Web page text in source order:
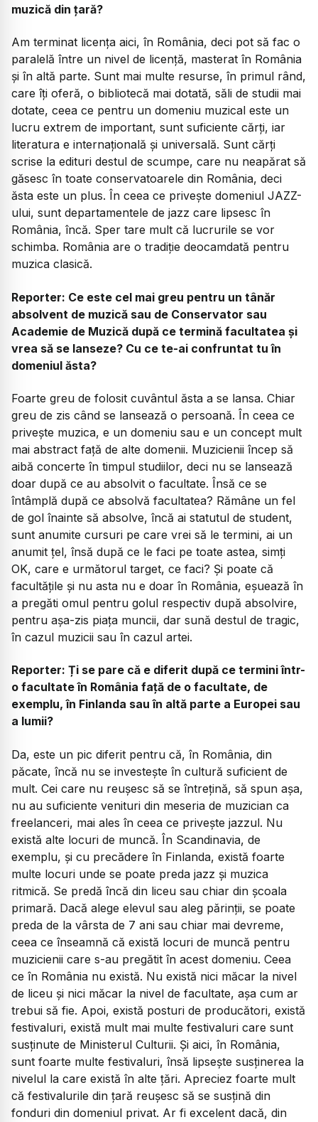
muzică din țară?
Am terminat licența aici, în România, deci pot să fac o
paralelă între un nivel de licență, masterat în România
și în altă parte. Sunt mai multe resurse, în primul rând,
care îți oferă, o bibliotecă mai dotată, săli de studii mai
dotate, ceea ce pentru un domeniu muzical este un
lucru extrem de important, sunt suficiente cărți, iar
literatura e internațională și universală. Sunt cărți
scrise la edituri destul de scumpe, care nu neapărat să
găsesc în toate conservatoarele din România, deci
ăsta este un plus. În ceea ce privește domeniul JAZZ-
ului, sunt departamentele de jazz care lipsesc în
România, încă. Sper tare mult că lucrurile se vor
schimba. România are o tradiție deocamdată pentru
muzica clasică.
Reporter: Ce este cel mai greu pentru un tânăr
absolvent de muzică sau de Conservator sau
Academie de Muzică după ce termină facultatea și
vrea să se lanseze? Cu ce te-ai confruntat tu în
domeniul ăsta?
Foarte greu de folosit cuvântul ăsta a se lansa. Chiar
greu de zis când se lansează o persoană. În ceea ce
privește muzica, e un domeniu sau e un concept mult
mai abstract față de alte domenii. Muzicienii încep să
aibă concerte în timpul studiilor, deci nu se lansează
doar după ce au absolvit o facultate. Însă ce se
întâmplă după ce absolvă facultatea? Rămâne un fel
de gol înainte să absolve, încă ai statutul de student,
sunt anumite cursuri pe care vrei să le termini, ai un
anumit țel, însă după ce le faci pe toate astea, simți
OK, care e următorul target, ce faci? Și poate că
facultățile și nu asta nu e doar în România, eșuează în
a pregăti omul pentru golul respectiv după absolvire,
pentru așa-zis piața muncii, dar sună destul de tragic,
în cazul muzicii sau în cazul artei.
Reporter: Ți se pare că e diferit după ce termini într-
o facultate în România față de o facultate, de
exemplu, în Finlanda sau în altă parte a Europei sau
a lumii?
Da, este un pic diferit pentru că, în România, din
păcate, încă nu se investește în cultură suficient de
mult. Cei care nu reușesc să se întrețină, să spun așa,
nu au suficiente venituri din meseria de muzician ca
freelanceri, mai ales în ceea ce privește jazzul. Nu
există alte locuri de muncă. În Scandinavia, de
exemplu, și cu precădere în Finlanda, există foarte
multe locuri unde se poate preda jazz și muzica
ritmică. Se predă încă din liceu sau chiar din școala
primară. Dacă alege elevul sau aleg părinții, se poate
preda de la vârsta de 7 ani sau chiar mai devreme,
ceea ce înseamnă că există locuri de muncă pentru
muzicienii care s-au pregătit în acest domeniu. Ceea
ce în România nu există. Nu există nici măcar la nivel
de liceu și nici măcar la nivel de facultate, așa cum ar
trebui să fie. Apoi, există posturi de producători, există
festivaluri, există mult mai multe festivaluri care sunt
susținute de Ministerul Culturii. Și aici, în România,
sunt foarte multe festivaluri, însă lipsește susținerea la
nivelul la care există în alte țări. Apreciez foarte mult
că festivalurile din țară reușesc să se susțină din
fonduri din domeniul privat. Ar fi excelent dacă, din